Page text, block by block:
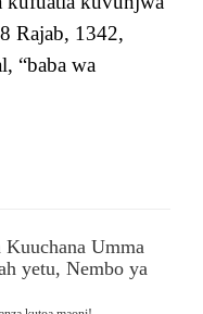
Rajab, 1342,
“baba wa
Umma
yetu, Nembo ya